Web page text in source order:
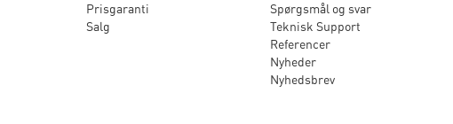
Prisgaranti
Salg
Spørgsmål og svar
Teknisk Support
Referencer
Nyheder
Nyhedsbrev